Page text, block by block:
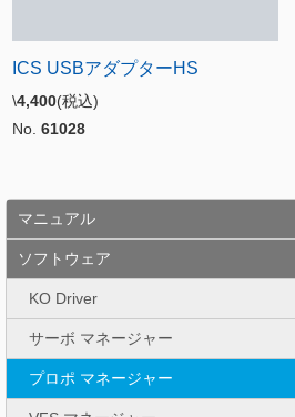
ICS USBアダプターHS
\4,400(税込)
No. 61028
マニュアル
ソフトウェア
KO Driver
サーボ マネージャー
プロポ マネージャー